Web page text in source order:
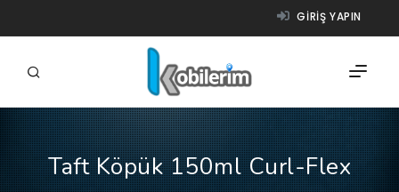
GIRIŞ YAPIN
FIRMALAR
Taft Köpük 150ml Curl-Flex